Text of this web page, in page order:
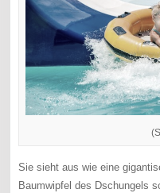
Sie sieht aus wie eine
Baumwipfel des Dschungels